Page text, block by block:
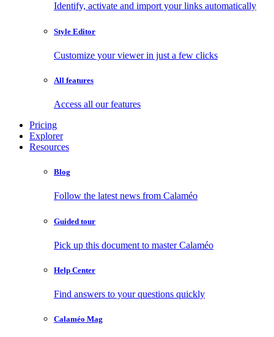
Identify, activate and import your links automatically
Style Editor
Customize your viewer in just a few clicks
All features
Access all our features
Pricing
Explorer
Resources
Blog
Follow the latest news from Calaméo
Guided tour
Pick up this document to master Calaméo
Help Center
Find answers to your questions quickly
Calaméo Mag